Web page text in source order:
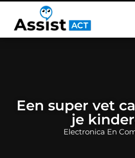
Een super vet
je
Electronica En